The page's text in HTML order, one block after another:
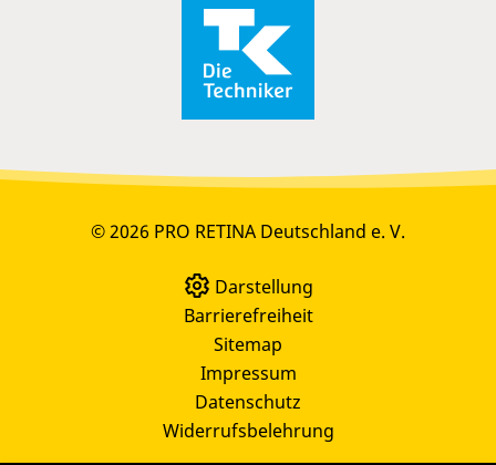
© 2026 PRO RETINA Deutschland e. V.
Darstellung
Barrierefreiheit
Sitemap
Impressum
Datenschutz
Widerrufsbelehrung